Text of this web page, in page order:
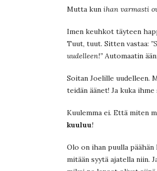
Mutta kun ihan varmasti
Imen keuhkot täyteen
Tuut, tuut. Sitten vastaa:
uudelleen!” Automaatin
Soitan Joelille uudelleen.
teidän äänet! Ja kuka
Kuulemma ei. Että miten
kuuluu!
Olo on ihan puulla
mitään syytä ajatella niin.